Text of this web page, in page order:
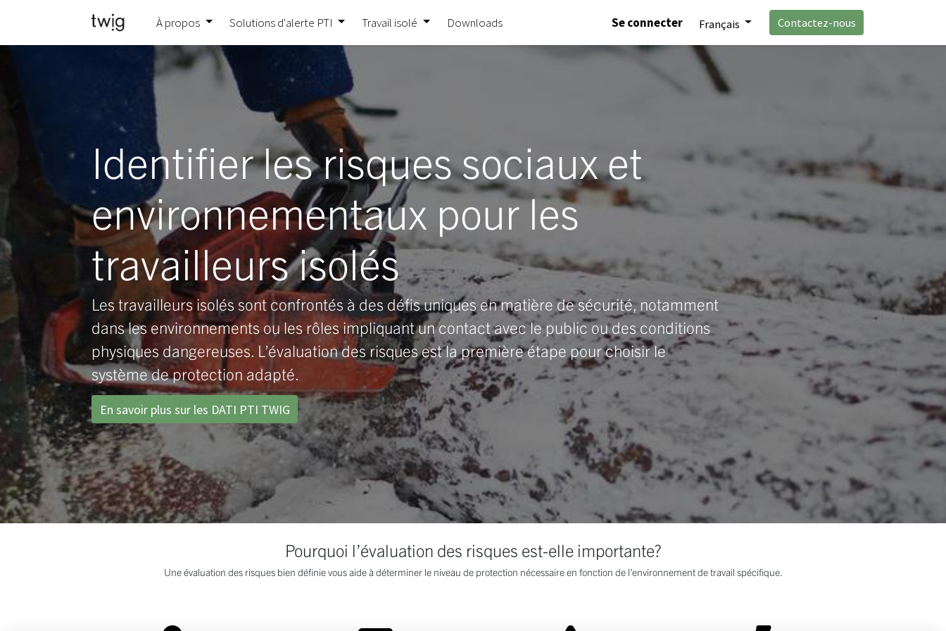
À propos Solutions d'alerte PTI Travail isolé Downloads Se connecter Français Contactez-nous
Identifier les risques sociaux et
environnementaux pour les
travailleurs isolés
Les travailleurs isolés sont confrontés à des défis uniques en matière de sécurité, notamment
dans les environnements ou les rôles impliquant un contact avec le public ou des conditions
physiques dangereuses. L’évaluation des risques est la première étape pour choisir le
système de protection adapté.
En savoir plus sur les DATI PTI TWIG
Pourquoi l’évaluation des risques est-elle importante?
Une évaluation des risques bien définie vous aide à déterminer le niveau de protection nécessaire en fonction de l’environnement de travail spécifique.